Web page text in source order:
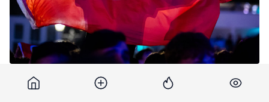
Инфляция в Турции падает ниже ключевой ставки
центробанка.